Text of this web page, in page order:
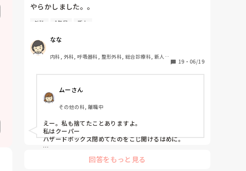
やらかしました。。
今日はじめての創処置をしました。
ゴミと一緒に、ノリで鑷子達を捨てました。。
患者に使用した物品は使い捨て、という認識が頭の中
にあって…。
「普通鑷子捨てる！？明らかに使い捨てて良いような
安物じゃないよね？」
「そんなミスした新人、あなたが初めてだよ」
と言われました。。
たしかに、よくよく考えてみれば
手術室で使った物品も全部滅菌して使いまわすし、
滅菌の種類とかも学校で習ったはずなのに
なんで頭回らなかったんだろう😭
外科 1年目 新人
なな
内科, 外科, 呼吸器科, 整形外科, 総合診療科, 新人ナ
19 ・ 06/19
ムーさん
その他の科, 離職中
えー。私も捨てたことありますよ。
私はクーパー
ハザードボックス閉めてたのをこじ開けるはめに。
これは私じゃないけど、患者さんのガラケーを洗濯もの
と一緒に出しちゃったり。(これは問題か💦)
回答をもっと見る